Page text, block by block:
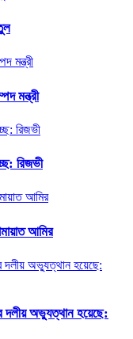
মন্ত্রী
রিজভী
আমির
দলীয় অভ্যুত্থান হয়েছে: